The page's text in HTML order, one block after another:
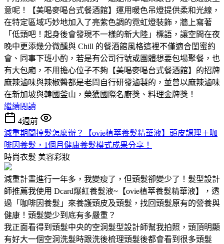
意呢！【美喝麥喝台式餐酒館】運用暖色吊燈提供柔和光線，
在特定區域巧妙地加入了亮紫色調的霓虹燈裝飾，牆上寫著
「低頭吧！起身後會發現不一樣的新大陸」標語，讓空間在夜
晚中更添幾分微醺與 Chill 的餐酒館風格這裡不僅適合閨蜜約
會、同事下班小酌，若是有公司行號或團體想要包場聚餐，也
有大包廂，不用擔心位子不夠【美喝麥喝台式餐酒館】的招牌
麻辣滷味與辣椒醬都是老闆自行研發滷製的，並曾以麻辣滷味
在新加坡與韓國釜山，榮獲國際名廚獎、料理金牌獎！
繼續閱讀
4週前
減重期間掉髮怎麼辦？【ovie植萃養髮精華液】頭皮調理＋咖
啡因養髮，1個月健康養髮模式成果分享！
時尚衣髮 美容彩妝
減重計畫進行一年多，我變瘦了，但頭髮卻變少了！髮型設計
師推薦我使用 Dcard爆紅養髮液~【ovie植萃養髮精華液】，透
過「咖啡因養髮」來養護頭皮及頭髮，找回頭髮原有的營養與
健康！頭髮變少到底有多嚴重？
我正面看得到頭髮中央的空洞髮型設計師幫我拍照，頭頂明顯
有好大一個空洞洗髮時跟洗後梳理頭髮後都會看到很多頭髮